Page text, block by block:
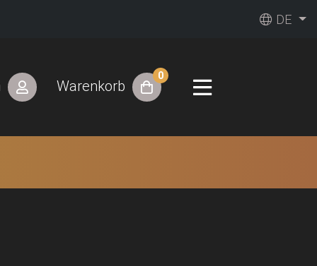
DE
Warenkorb
0